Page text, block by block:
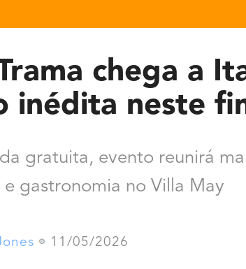
chega a
inédita neste
gratuita, evento reunirá
e gastronomia no Villa May
11/05/2026